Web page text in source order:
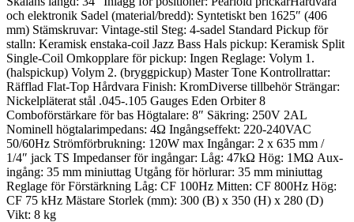
och elektronik Sadel (material/bredd): Syntetiskt ben 1625″ (406
mm) Stämskruvar: Vintage-stil Steg: 4-sadel Standard Pickup för
stalln: Keramisk enstaka-coil Jazz Bass Hals pickup: Keramisk Split
Single-Coil Omkopplare för pickup: Ingen Reglage: Volym 1.
(halspickup) Volym 2. (bryggpickup) Master Tone Kontrollrattar:
Räfflad Flat-Top Hårdvara Finish: KromDiverse tillbehör Strängar:
Nickelpläterat stål .045-.105 Gauges Eden Orbiter 8
Comboförstärkare för bas Högtalare: 8″ Säkring: 250V 2AL
Nominell högtalarimpedans: 4Ω Ingångseffekt: 220-240VAC
50/60Hz Strömförbrukning: 120W max Ingångar: 2 x 635 mm /
1/4″ jack TS Impedanser för ingångar: Låg: 47kΩ Hög: 1MΩ Aux-
ingång: 35 mm miniuttag Utgång för hörlurar: 35 mm miniuttag
Reglage för Förstärkning Låg: CF 100Hz Mitten: CF 800Hz Hög:
CF 75 kHz Mästare Storlek (mm): 300 (B) x 350 (H) x 280 (D)
Vikt: 8 kg